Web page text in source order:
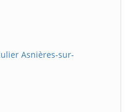
Asnières-sur-